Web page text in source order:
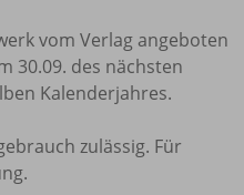
vom Verlag angeboten
30.09. des nächsten
Kalenderjahres.
zulässig. Für